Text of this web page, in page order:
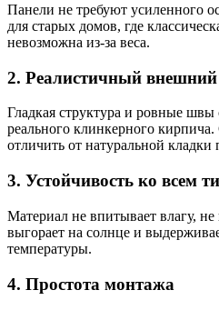
Панели не требуют усиленного
для старых домов, где
невозможна из-за веса.
2. Реалистичный внешний
Гладкая структура и ровные
реального клинкерного кирпича.
отличить от натуральной
3. Устойчивость ко всем
Материал не впитывает влагу,
выгорает на солнце и
температуры.
4. Простота монтажа